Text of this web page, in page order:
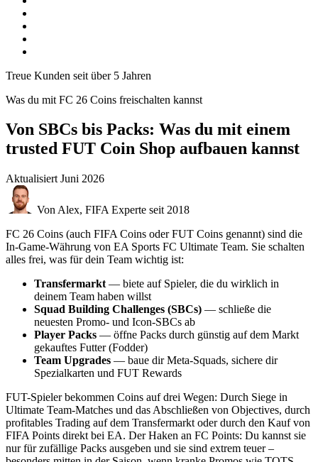
Treue Kunden seit über 5 Jahren
Was du mit FC 26 Coins freischalten kannst
Von SBCs bis Packs: Was du mit einem
trusted FUT Coin Shop aufbauen kannst
Aktualisiert Juni 2026
Von Alex, FIFA Experte seit 2018
FC 26 Coins (auch FIFA Coins oder FUT Coins genannt) sind die
In-Game-Währung von EA Sports FC Ultimate Team. Sie schalten
alles frei, was für dein Team wichtig ist:
Transfermarkt — biete auf Spieler, die du wirklich in
deinem Team haben willst
Squad Building Challenges (SBCs) — schließe die
neuesten Promo- und Icon-SBCs ab
Player Packs — öffne Packs durch günstig auf dem Markt
gekauftes Futter (Fodder)
Team Upgrades — baue dir Meta-Squads, sichere dir
Spezialkarten und FUT Rewards
FUT-Spieler bekommen Coins auf drei Wegen: Durch Siege in
Ultimate Team-Matches und das Abschließen von Objectives, durch
profitables Trading auf dem Transfermarkt oder durch den Kauf von
FIFA Points direkt bei EA. Der Haken an FC Points: Du kannst sie
nur für zufällige Packs ausgeben und sie sind extrem teuer –